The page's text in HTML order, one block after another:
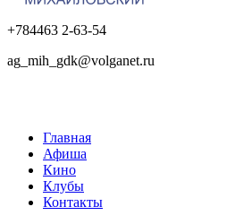
+784463 2-63-54
ag_mih_gdk@volganet.ru
Главная
Афиша
Кино
Клубы
Контакты